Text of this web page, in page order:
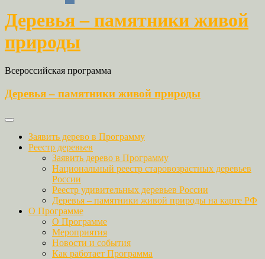
Деревья – памятники живой
природы
Всероссийская программа
Деревья – памятники живой природы
Заявить дерево в Программу
Реестр деревьев
Заявить дерево в Программу
Национальный реестр старовозрастных деревьев
России
Реестр удивительных деревьев России
Деревья – памятники живой природы на карте РФ
О Программе
О Программе
Мероприятия
Новости и события
Как работает Программа